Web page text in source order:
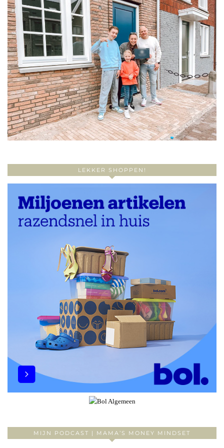
LEKKER SHOPPEN!
MIJN PODCAST | MAMA’S MONEY MINDSET